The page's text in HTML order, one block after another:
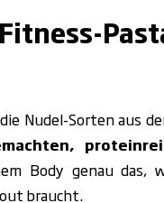
Nudel-Sorten aus
Body genau das,
braucht.